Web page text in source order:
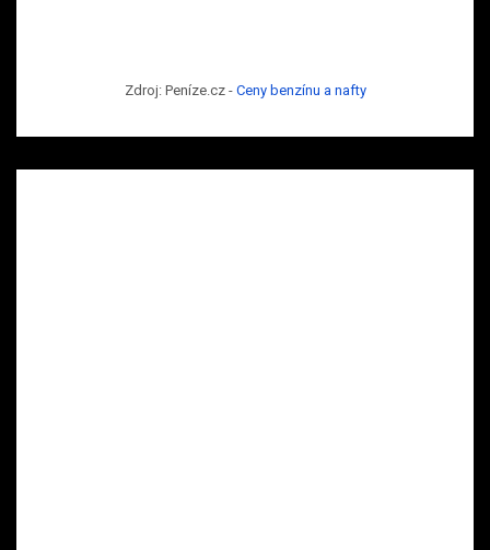
Zdroj: Peníze.cz - Ceny benzínu a nafty